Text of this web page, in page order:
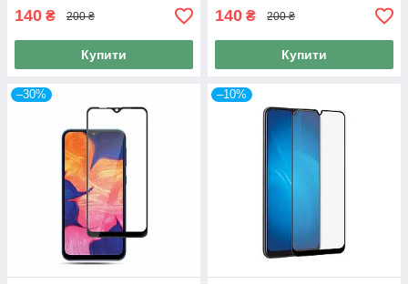
140 ₴ 200 ₴
Купити
140 ₴ 200 ₴
Купити
–30% –10%